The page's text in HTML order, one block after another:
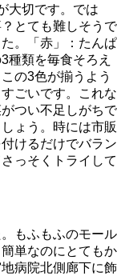
大切です。では
とても難しそうで
。「赤」：たんぱ
3種類を毎食そろえ
の3色が揃うよう
ごいです。これな
つい不足しがちで
ょう。時には市販
けるだけでバラン
っそくトライして
もふもふのモール
単なのにとてもか
病院北側廊下に飾